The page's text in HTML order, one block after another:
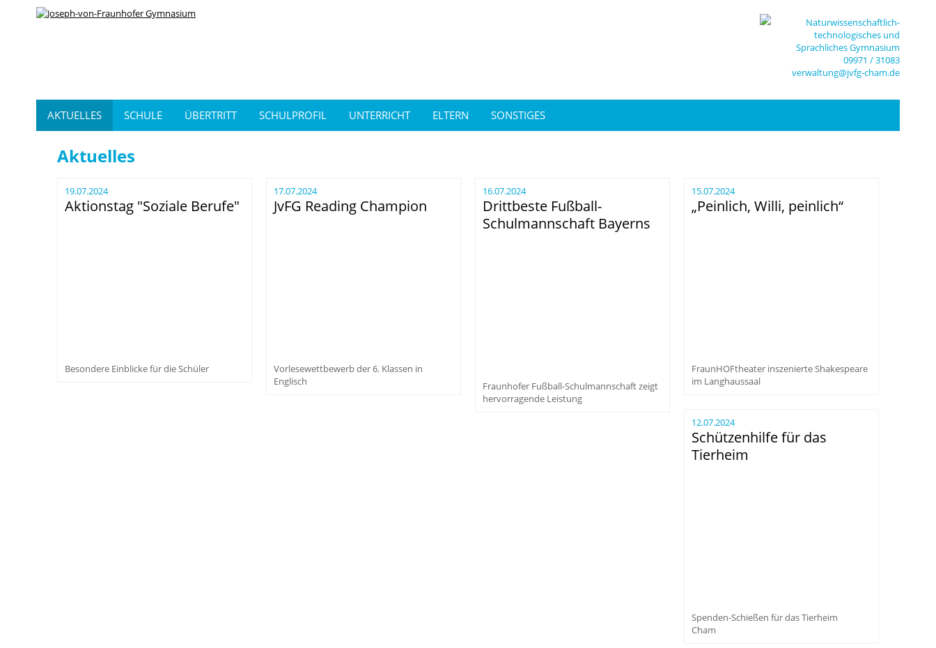
Naturwissenschaftlich-
technologisches und
Sprachliches Gymnasium
09971 / 31083
verwaltung@jvfg-cham.de
AKTUELLES SCHULE ÜBERTRITT SCHULPROFIL UNTERRICHT ELTERN SONSTIGES
Aktuelles
19.07.2024
Aktionstag "Soziale Berufe"
Besondere Einblicke für die Schüler
17.07.2024
JvFG Reading Champion
Vorlesewettbewerb der 6. Klassen in
Englisch
16.07.2024
Drittbeste Fußball-
Schulmannschaft Bayerns
Fraunhofer Fußball-Schulmannschaft zeigt
hervorragende Leistung
15.07.2024
„Peinlich, Willi, peinlich“
FraunHOFtheater inszenierte Shakespeare
im Langhaussaal
12.07.2024
Schützenhilfe für das
Tierheim
Spenden-Schießen für das Tierheim
Cham